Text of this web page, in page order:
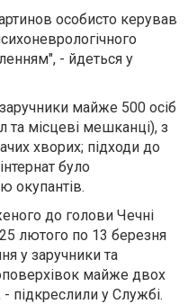
особисто керував
- йдеться у
майже 500 осіб
та місцеві мешканці), з
хворих; підходи до
було
окупантів.
до голови Чечні
лютого по 13 березня
у заручники та
майже двох
підкреслили у Службі.